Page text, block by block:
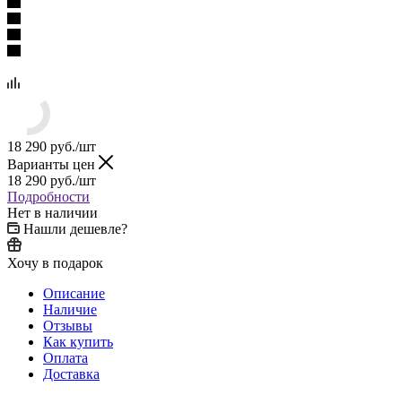
18 290 руб./шт
Варианты цен
18 290 руб./шт
Подробности
Нет в наличии
Нашли дешевле?
Хочу в подарок
Описание
Наличие
Отзывы
Как купить
Оплата
Доставка